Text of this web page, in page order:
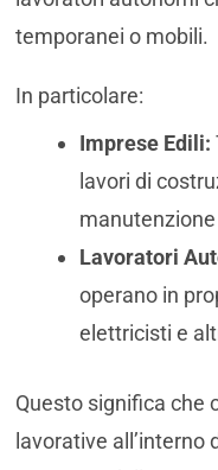
temporanei o mobili.
In particolare:
Imprese Edili:
lavori di
Lavoratori
operano in
elettricisti e
Questo significa che
lavorative all’interno